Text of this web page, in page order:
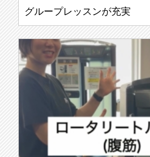
グループレッスンが充実